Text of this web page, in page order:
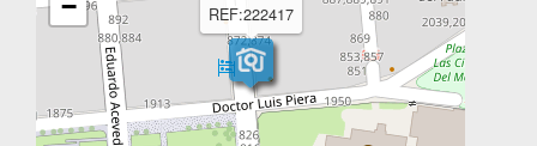
REF:222417
−